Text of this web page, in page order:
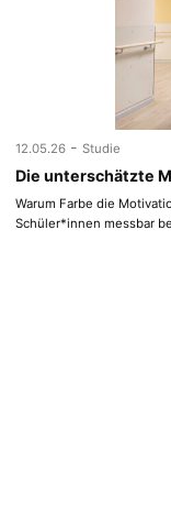
12.05.26 - Studie
Die unterschätzte
Warum Farbe die
Schüler*innen messbar